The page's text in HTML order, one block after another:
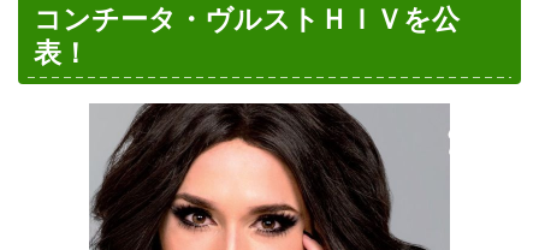
コンチータ・ヴルストＨＩＶを公
表！